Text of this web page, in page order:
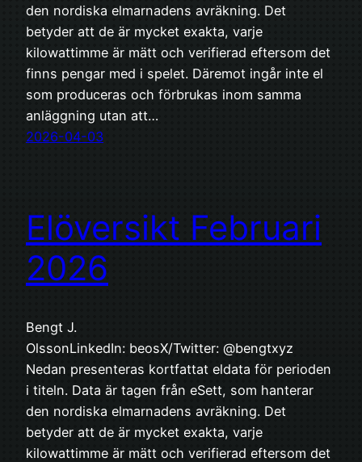
den nordiska elmarnadens avräkning. Det
betyder att de är mycket exakta, varje
kilowattimme är mätt och verifierad eftersom det
finns pengar med i spelet. Däremot ingår inte el
som produceras och förbrukas inom samma
anläggning utan att…
2026-04-03
Elöversikt Februari
2026
Bengt J.
OlssonLinkedIn: beosX/Twitter: @bengtxyz
Nedan presenteras kortfattat eldata för perioden
i titeln. Data är tagen från eSett, som hanterar
den nordiska elmarnadens avräkning. Det
betyder att de är mycket exakta, varje
kilowattimme är mätt och verifierad eftersom det